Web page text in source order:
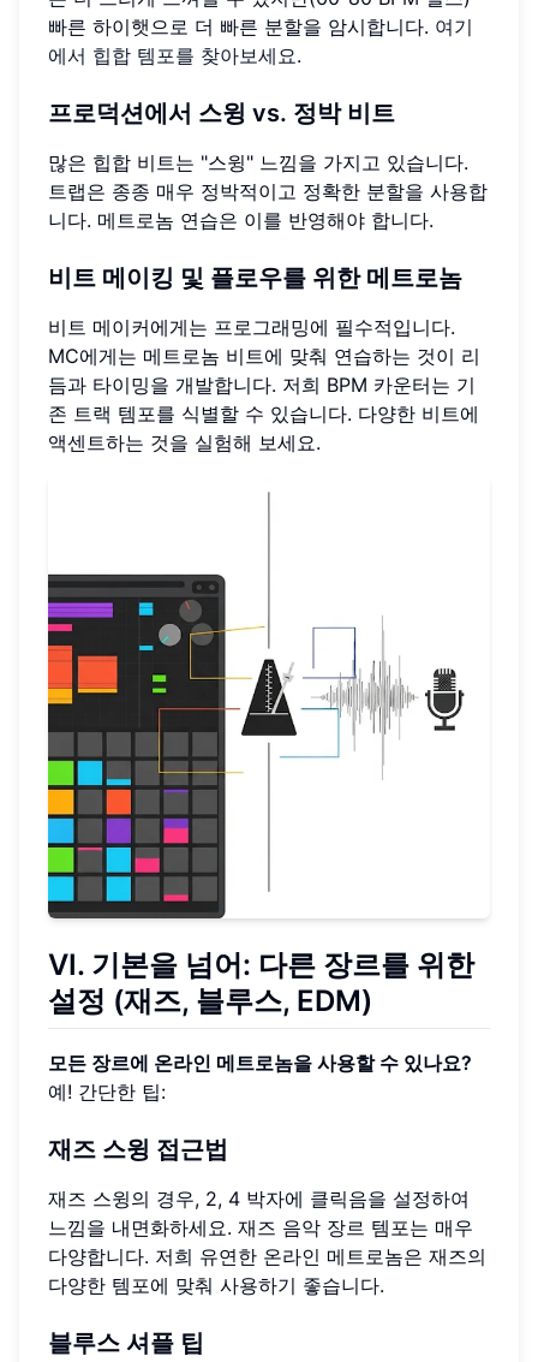
빠른 하이햇으로 더 빠른 분할을 암시합니다. 여기
에서 힙합 템포를 찾아보세요.
프로덕션에서 스윙 vs. 정박 비트
많은 힙합 비트는 "스윙" 느낌을 가지고 있습니다.
트랩은 종종 매우 정박적이고 정확한 분할을 사용합
니다. 메트로놈 연습은 이를 반영해야 합니다.
비트 메이킹 및 플로우를 위한 메트로놈
비트 메이커에게는 프로그래밍에 필수적입니다.
MC에게는 메트로놈 비트에 맞춰 연습하는 것이 리
듬과 타이밍을 개발합니다. 저희 BPM 카운터는 기
존 트랙 템포를 식별할 수 있습니다. 다양한 비트에
액센트하는 것을 실험해 보세요.
VI. 기본을 넘어: 다른 장르를 위한
설정 (재즈, 블루스, EDM)
모든 장르에 온라인 메트로놈을 사용할 수 있나요?
예! 간단한 팁:
재즈 스윙 접근법
재즈 스윙의 경우, 2, 4 박자에 클릭음을 설정하여
느낌을 내면화하세요. 재즈 음악 장르 템포는 매우
다양합니다. 저희 유연한 온라인 메트로놈은 재즈의
다양한 템포에 맞춰 사용하기 좋습니다.
블루스 셔플 팁